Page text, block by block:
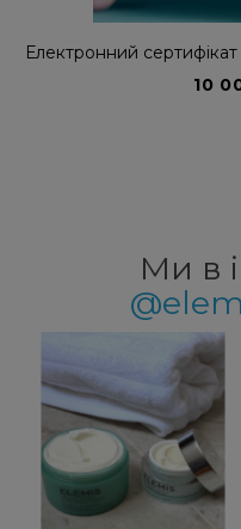
Електронний
10
Ми в